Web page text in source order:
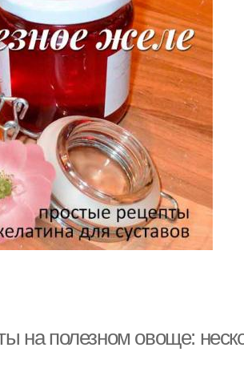
на полезном овоще: